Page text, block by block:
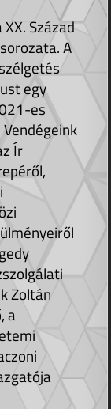
Század
A
egy
es
Ír
Zoltán
a